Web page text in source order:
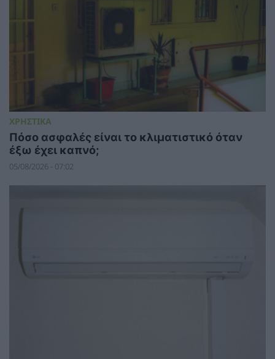
ΧΡΗΣΤΙΚΑ
Πόσο ασφαλές είναι το κλιματιστικό όταν
έξω έχει καπνό;
05/08/2026 - 07:02